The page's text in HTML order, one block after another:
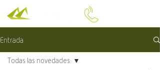
Entrada
Todas las novedades